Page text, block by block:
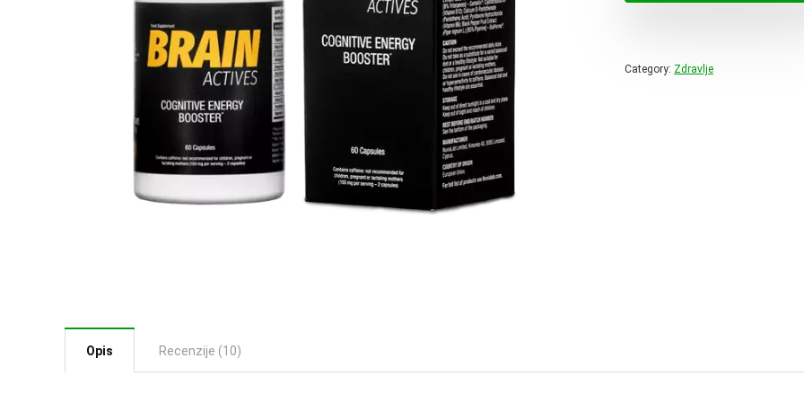
Category: Zdravlje
Opis Recenzije (10)